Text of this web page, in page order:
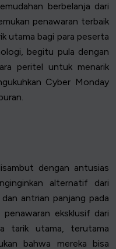
berbelanja dari
penawaran terbaik
utama bagi para peserta
begitu pula dengan
peritel untuk menarik
Cyber Monday
dengan antusias
alternatif dari
antrian panjang pada
penawaran eksklusif dari
tarik utama, terutama
bahwa mereka bisa